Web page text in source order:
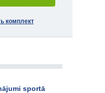
комплект
sportā